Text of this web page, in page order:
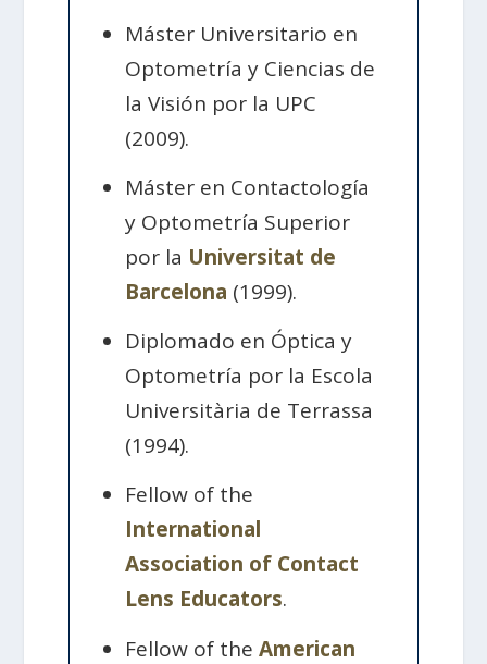
Máster Universitario en
Optometría y Ciencias de
la Visión por la UPC
(2009).
Máster en Contactología
y Optometría Superior
por la Universitat de
Barcelona (1999).
Diplomado en Óptica y
Optometría por la Escola
Universitària de Terrassa
(1994).
Fellow of the
International
Association of Contact
Lens Educators.
Fellow of theAmerican